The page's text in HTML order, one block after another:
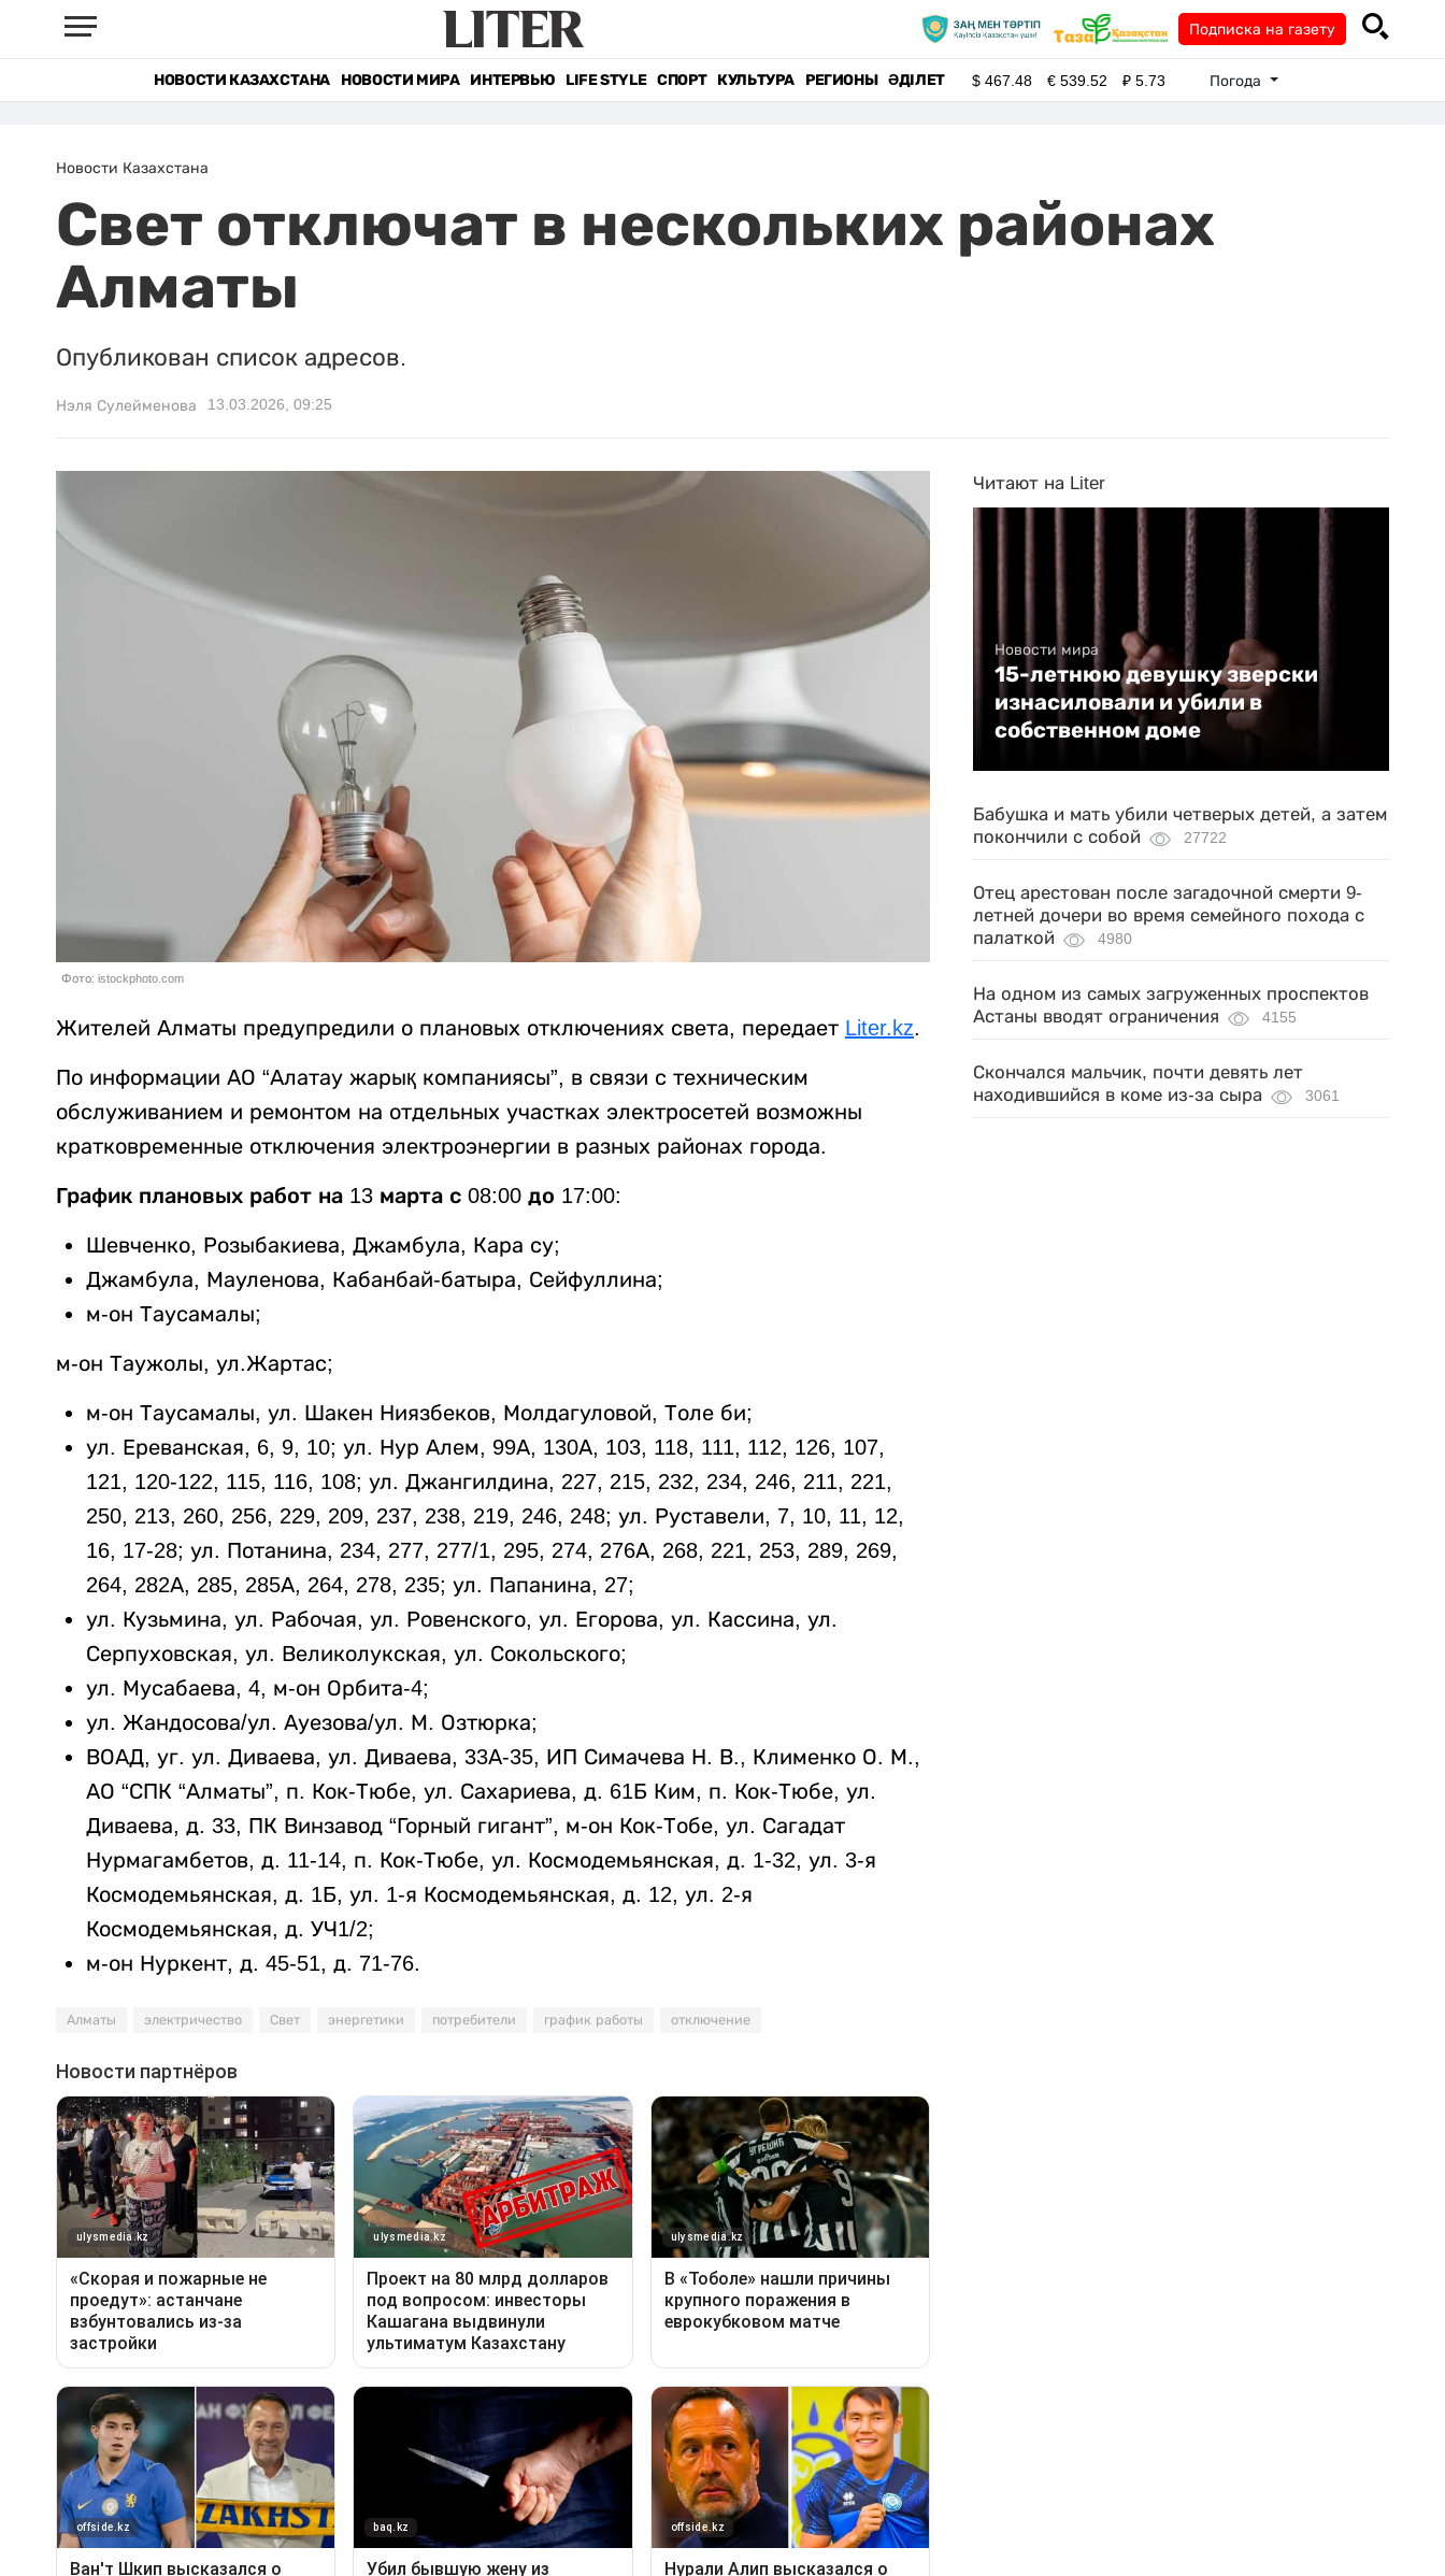
Подписка на газету
НОВОСТИ КАЗАХСТАНА НОВОСТИ МИРА ИНТЕРВЬЮ LIFE STYLE СПОРТ КУЛЬТУРА РЕГИОНЫ ӘДІЛЕТ $467.48 €539.52 ₽5.73 Погода
Новости Казахстана
Свет отключат в нескольких районах
Алматы
Опубликован список адресов.
Нэля Сулейменова 13.03.2026, 09:25
Фото: istockphoto.com
Жителей Алматы предупредили о плановых отключениях света, передает Liter.kz.
По информации АО “Алатау жарық компаниясы”, в связи с техническим
обслуживанием и ремонтом на отдельных участках электросетей возможны
кратковременные отключения электроэнергии в разных районах города.
График плановых работ на 13 марта с 08:00 до 17:00:
Шевченко, Розыбакиева, Джамбула, Кара су;
Джамбула, Мауленова, Кабанбай-батыра, Сейфуллина;
м-он Таусамалы;
м-он Таужолы, ул.Жартас;
м-он Таусамалы, ул. Шакен Ниязбеков, Молдагуловой, Толе би;
ул. Ереванская, 6, 9, 10; ул. Нур Алем, 99А, 130А, 103, 118, 111, 112, 126, 107,
121, 120-122, 115, 116, 108; ул. Джангилдина, 227, 215, 232, 234, 246, 211, 221,
250, 213, 260, 256, 229, 209, 237, 238, 219, 246, 248; ул. Руставели, 7, 10, 11, 12,
16, 17-28; ул. Потанина, 234, 277, 277/1, 295, 274, 276А, 268, 221, 253, 289, 269,
264, 282А, 285, 285А, 264, 278, 235; ул. Папанина, 27;
ул. Кузьмина, ул. Рабочая, ул. Ровенского, ул. Егорова, ул. Кассина, ул.
Серпуховская, ул. Великолукская, ул. Сокольского;
ул. Мусабаева, 4, м-он Орбита-4;
ул. Жандосова/ул. Ауезова/ул. М. Озтюрка;
ВОАД, уг. ул. Диваева, ул. Диваева, 33А-35, ИП Симачева Н. В., Клименко О. М.,
АО “СПК “Алматы”, п. Кок-Тюбе, ул. Сахариева, д. 61Б Ким, п. Кок-Тюбе, ул.
Диваева, д. 33, ПК Винзавод “Горный гигант”, м-он Кок-Тобе, ул. Сагадат
Нурмагамбетов, д. 11-14, п. Кок-Тюбе, ул. Космодемьянская, д. 1-32, ул. 3-я
Космодемьянская, д. 1Б, ул. 1-я Космодемьянская, д. 12, ул. 2-я
Космодемьянская, д. УЧ1/2;
м-он Нуркент, д. 45-51, д. 71-76.
Алматы электричество Свет энергетики потребители график работы отключение
Читают на Liter
Новости мира
15-летнюю девушку зверски
изнасиловали и убили в
собственном доме
Бабушка и мать убили четверых детей, а затем
покончили с собой
27722
Отец арестован после загадочной смерти 9-
летней дочери во время семейного похода с
палаткой
4980
На одном из самых загруженных проспектов
Астаны вводят ограничения
4155
Скончался мальчик, почти девять лет
находившийся в коме из-за сыра
3061